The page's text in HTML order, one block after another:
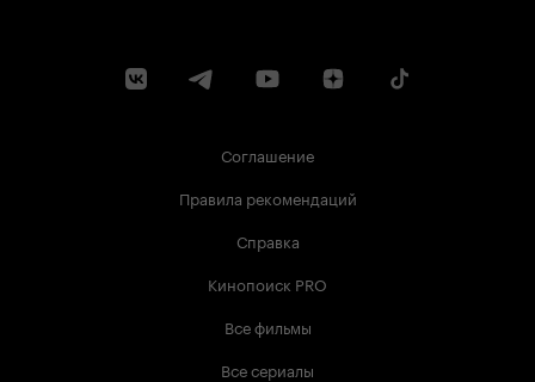
Соглашение
Правила рекомендаций
Справка
Кинопоиск PRO
Все фильмы
Все сериалы